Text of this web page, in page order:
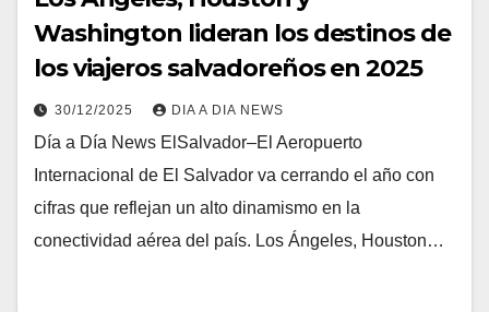
Washington lideran los destinos de
los viajeros salvadoreños en 2025
30/12/2025 DIA A DIA NEWS
Día a Día News ElSalvador–El Aeropuerto
Internacional de El Salvador va cerrando el año con
cifras que reflejan un alto dinamismo en la
conectividad aérea del país. Los Ángeles, Houston…